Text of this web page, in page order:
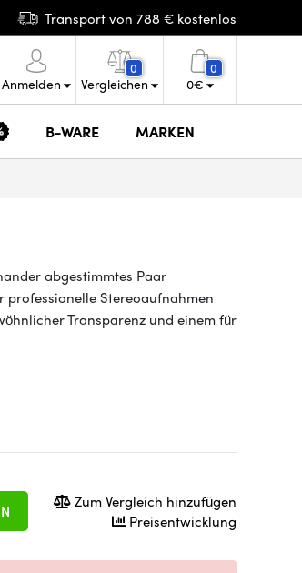
Transport von 788 € kostenlos
Anmelden
0
Vergleichen
0
0€
B-WARE MARKEN
abgestimmtes Paar
Stereoaufnahmen
Transparenz und einem für
Zum Vergleich hinzufügen
Preisentwicklung